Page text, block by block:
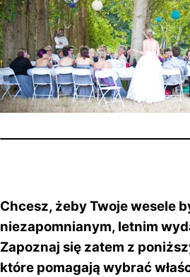
Chcesz, żeby Twoje wesele
niezapomnianym, letnim
Zapoznaj się zatem z
które pomagają wybrać